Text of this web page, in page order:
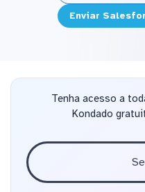
Enviar
Tenha acesso a
Kondado